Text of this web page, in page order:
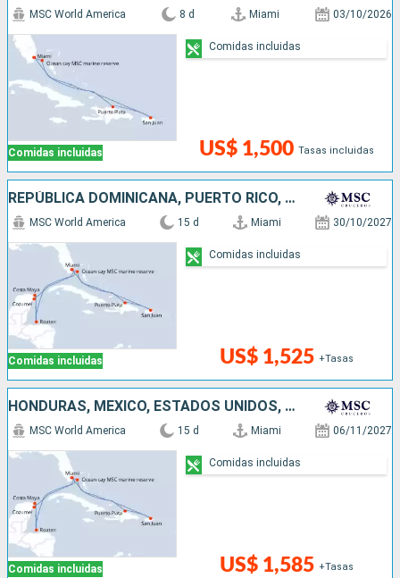
Comidas incluidas
MSC World America 8 d Miami 03/10/2026
US$ 1,500 Tasas incluidas
Comidas incluidas
REPÚBLICA DOMINICANA, PUERTO RICO, BAHAMAS, ESTADOS UNIDOS, HONDURAS, MÉXICO
Comidas incluidas
MSC World America 15 d Miami 30/10/2027
US$ 1,525 +Tasas
Comidas incluidas
HONDURAS, MÉXICO, ESTADOS UNIDOS, REPÚBLICA DOMINICANA, PUERTO RICO, BAHAMAS
Comidas incluidas
MSC World America 15 d Miami 06/11/2027
US$ 1,585 +Tasas
Comidas incluidas